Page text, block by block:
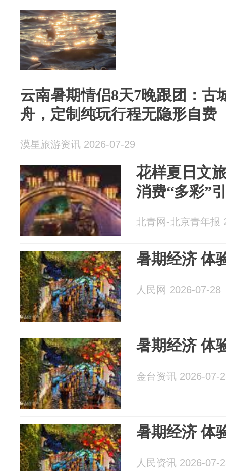
云南暑期情侣8天7晚跟团：古
舟，定制纯玩行程无隐形自费
漠星旅游资讯 2026-07-29
花样夏日文
消费“多彩”
北青网-北京青年报
暑期经济 体
人民网 2026-07-28
暑期经济 体
金台资讯 2026-07-
暑期经济 体
人民资讯 2026-07-